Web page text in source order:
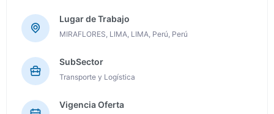
Lugar de Trabajo
MIRAFLORES, LIMA, LIMA, Perú, Perú
SubSector
Transporte y Logística
Vigencia Oferta